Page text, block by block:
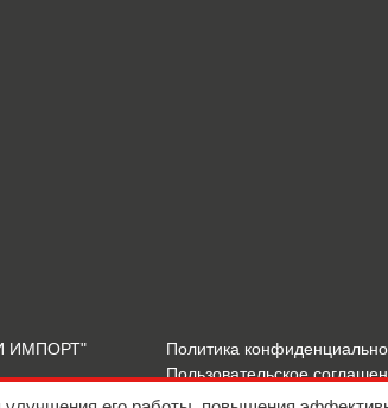
ИМПОРТ"
Политика
Пользовательское
Подробнее о Cookies